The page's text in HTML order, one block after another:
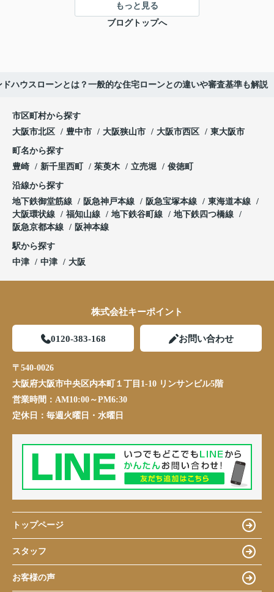
もっと見る
ブログトップへ
ドハウスローンとは？一般的な住宅ローンとの違いや審査基準も解説
市区町村から探す
大阪市北区
豊中市 大阪狭山市 大阪市西区 東大阪市
町名から探す
豊崎
新千里西町 茱萸木 立売堀 俊徳町
沿線から探す
地下鉄御堂筋線
阪急神戸本線 阪急宝塚本線
東海道本線
大阪環状線
福知山線 地下鉄谷町線
地下鉄四つ橋線
阪急京都本線
阪神本線
駅から探す
中津
中津 大阪
株式会社キーポイント
0120-383-168 お問い合わせ
〒540-0026
大阪府大阪市中央区内本町１丁目1-10 リンサンビル5階
営業時間： AM10:00～PM6:30
定休日： 毎週火曜日・水曜日
トップページ
スタッフ
お客様の声